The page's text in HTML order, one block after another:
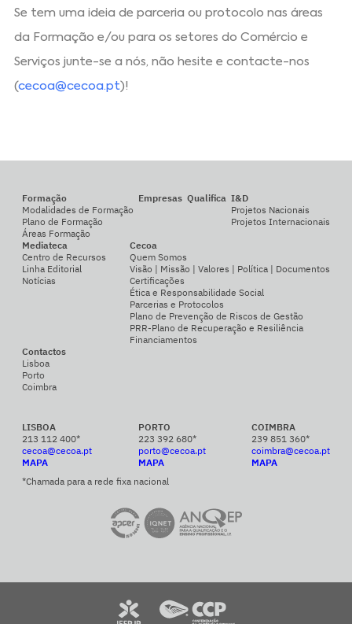
Se tem uma ideia de parceria ou protocolo nas áreas
da Formação e/ou para os setores do Comércio e
Serviços junte-se a nós, não hesite e contacte-nos
(cecoa@cecoa.pt)!
Formação
Modalidades de Formação
Plano de Formação
Áreas Formação
Empresas Qualifica I&D
Projetos Nacionais
Projetos Internacionais
Mediateca
Centro de Recursos
Linha Editorial
Notícias
Cecoa
Quem Somos
Visão | Missão | Valores | Política | Documentos
Certificações
Ética e Responsabilidade Social
Parcerias e Protocolos
Plano de Prevenção de Riscos de Gestão
PRR-Plano de Recuperação e Resiliência
Financiamentos
Contactos
Lisboa
Porto
Coimbra
LISBOA
213 112 400*
cecoa@cecoa.pt
MAPA
PORTO
223 392 680*
porto@cecoa.pt
MAPA
COIMBRA
239 851 360*
coimbra@cecoa.pt
MAPA
*Chamada para a rede fixa nacional